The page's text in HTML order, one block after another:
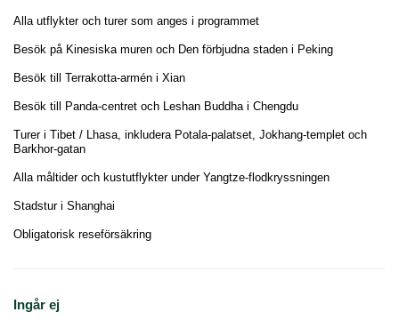
Alla utflykter och turer som anges i programmet
Besök på Kinesiska muren och Den förbjudna staden i Peking
Besök till Terrakotta-armén i Xian
Besök till Panda-centret och Leshan Buddha i Chengdu
Turer i Tibet / Lhasa, inkludera Potala-palatset, Jokhang-templet och
Barkhor-gatan
Alla måltider och kustutflykter under Yangtze-flodkryssningen
Stadstur i Shanghai
Obligatorisk reseförsäkring
Ingår ej